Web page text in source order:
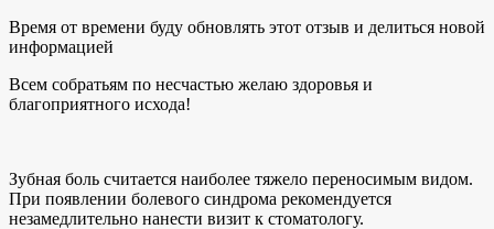
Время от времени буду обновлять этот отзыв и делиться новой
информацией
Всем собратьям по несчастью желаю здоровья и
благоприятного исхода!
Зубная боль считается наиболее тяжело переносимым видом.
При появлении болевого синдрома рекомендуется
незамедлительно нанести визит к стоматологу.